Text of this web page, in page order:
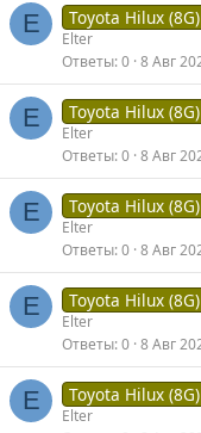
E Toyota Hilux (8G)
Elter
Ответы 0 8 Авг
E Toyota Hilux (8G)
Elter
Ответы 0 8 Авг
E Toyota Hilux (8G)
Elter
Ответы 0 8 Авг
E Toyota Hilux (8G)
Elter
Ответы 0 8 Авг
E Toyota Hilux (8G)
Elter